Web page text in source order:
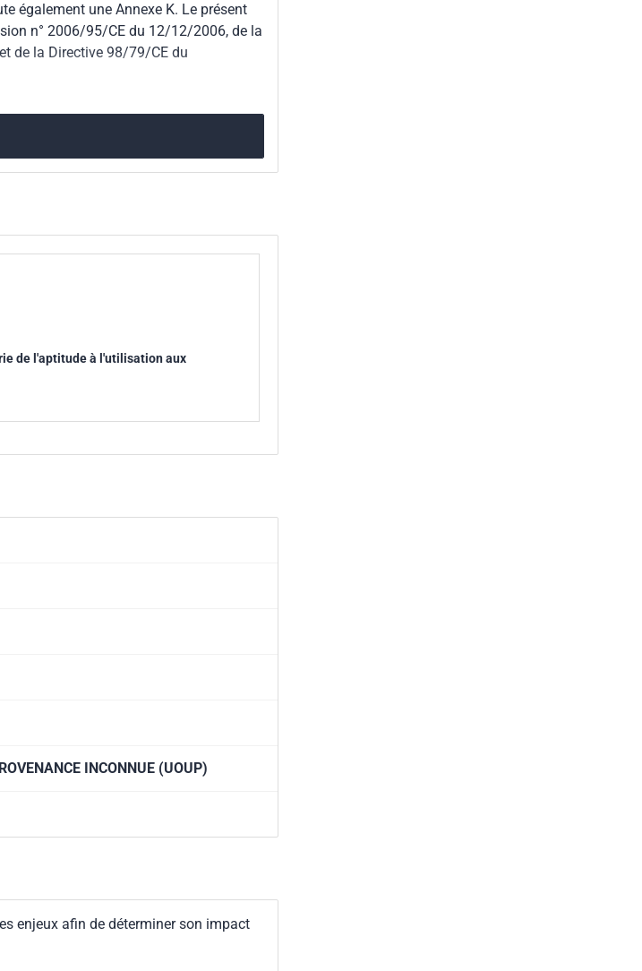
également une Annexe K. Le présent
n° 2006/95/CE du 12/12/2006, de la
de la Directive 98/79/CE du
de l'aptitude à l'utilisation aux
INCONNUE (UOUP)
enjeux afin de déterminer son impact